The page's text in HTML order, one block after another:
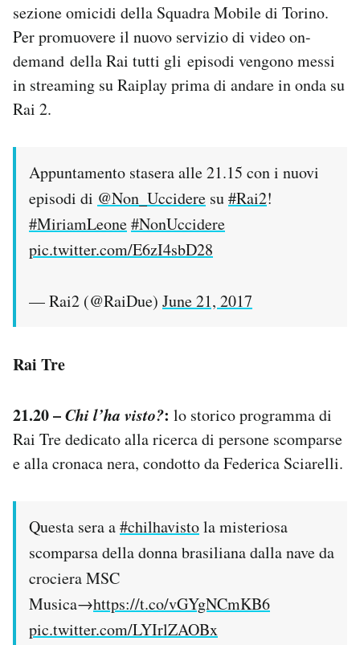
sezione omicidi della Squadra Mobile di Torino.
Per promuovere il nuovo servizio di video on-
demand della Rai tutti gli episodi vengono messi
in streaming su Raiplay prima di andare in onda su
Rai 2.
Appuntamento stasera alle 21.15 con i nuovi
episodi di @Non_Uccidere su#Rai2!
#MiriamLeone#NonUccidere
pic.twitter.com/E6zI4sbD28
— Rai2 (@RaiDue) June 21, 2017
Rai Tre
21.20 –Chi l’ha visto?: lo storico programma di
Rai Tre dedicato alla ricerca di persone scomparse
e alla cronaca nera, condotto da Federica Sciarelli.
Questa sera a#chilhavistola misteriosa
scomparsa della donna brasiliana dalla nave da
crociera MSC
Musica→https://t.co/vGYgNCmKB6
pic.twitter.com/LYIrlZAOBx